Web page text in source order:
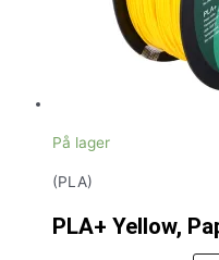
På lager
(PLA)
PLA+ Yellow,